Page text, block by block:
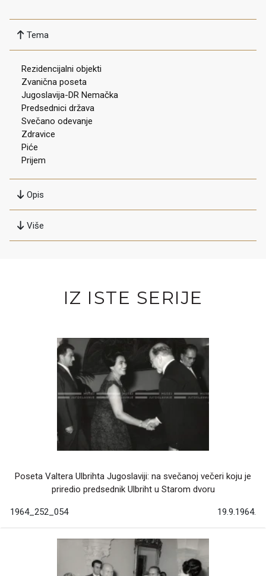
Tema
Rezidencijalni objekti
Zvanična poseta
Jugoslavija-DR Nemačka
Predsednici država
Svečano odevanje
Zdravice
Piće
Prijem
Opis
Više
IZ ISTE SERIJE
Poseta Valtera Ulbrihta Jugoslaviji: na svečanoj večeri koju je
priredio predsednik Ulbriht u Starom dvoru
1964_252_054 19.9.1964.